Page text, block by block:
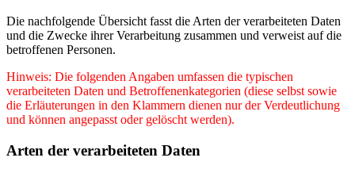
Die nachfolgende Übersicht fasst die Arten der verarbeiteten Daten
und die Zwecke ihrer Verarbeitung zusammen und verweist auf die
betroffenen Personen.
Hinweis: Die folgenden Angaben umfassen die typischen
verarbeiteten Daten und Betroffenenkategorien (diese selbst sowie
die Erläuterungen in den Klammern dienen nur der Verdeutlichung
und können angepasst oder gelöscht werden).
Arten der verarbeiteten Daten